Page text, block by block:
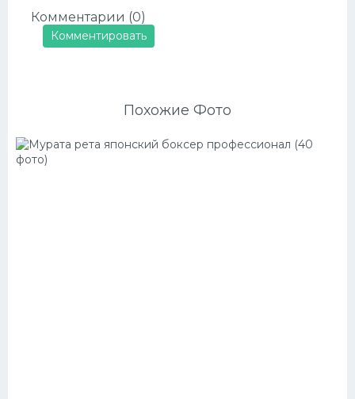
Комментарии (0)
Комментировать
Похожие Фото